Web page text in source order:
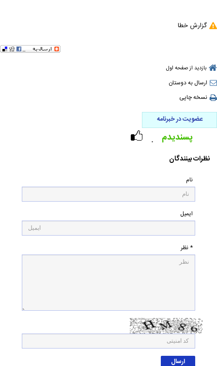
گزارش خطا
بازدید از صفحه اول
ارسال به دوستان
نسخه چاپی
عضویت در خبرنامه
۰ پسندیدم
نظرات بینندگان
نام
ایمیل
* نظر